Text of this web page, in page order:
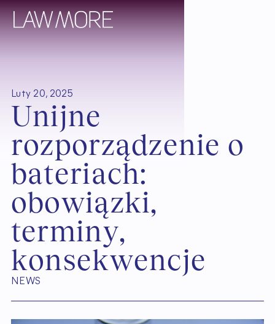
Luty 20, 2025
Unijne
rozporządzenie o
bateriach:
obowiązki,
terminy,
konsekwencje
NEWS